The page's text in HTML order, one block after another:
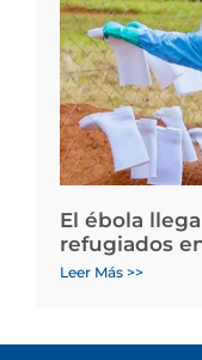
El ébola
refugiados
Leer Más >>